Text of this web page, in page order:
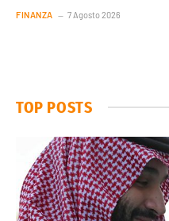
FINANZA 7 Agosto 2026
TOP POSTS